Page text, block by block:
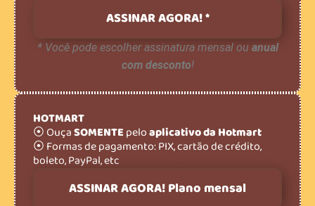
ASSINAR AGORA! *
* Você pode escolher assinatura mensal ou anual
com desconto!
HOTMART
⦿ OuçaSOMENTE peloaplicativo da Hotmart
⦿ Formas de pagamento: PIX, cartão de crédito,
boleto, PayPal, etc
ASSINAR AGORA! Plano mensal